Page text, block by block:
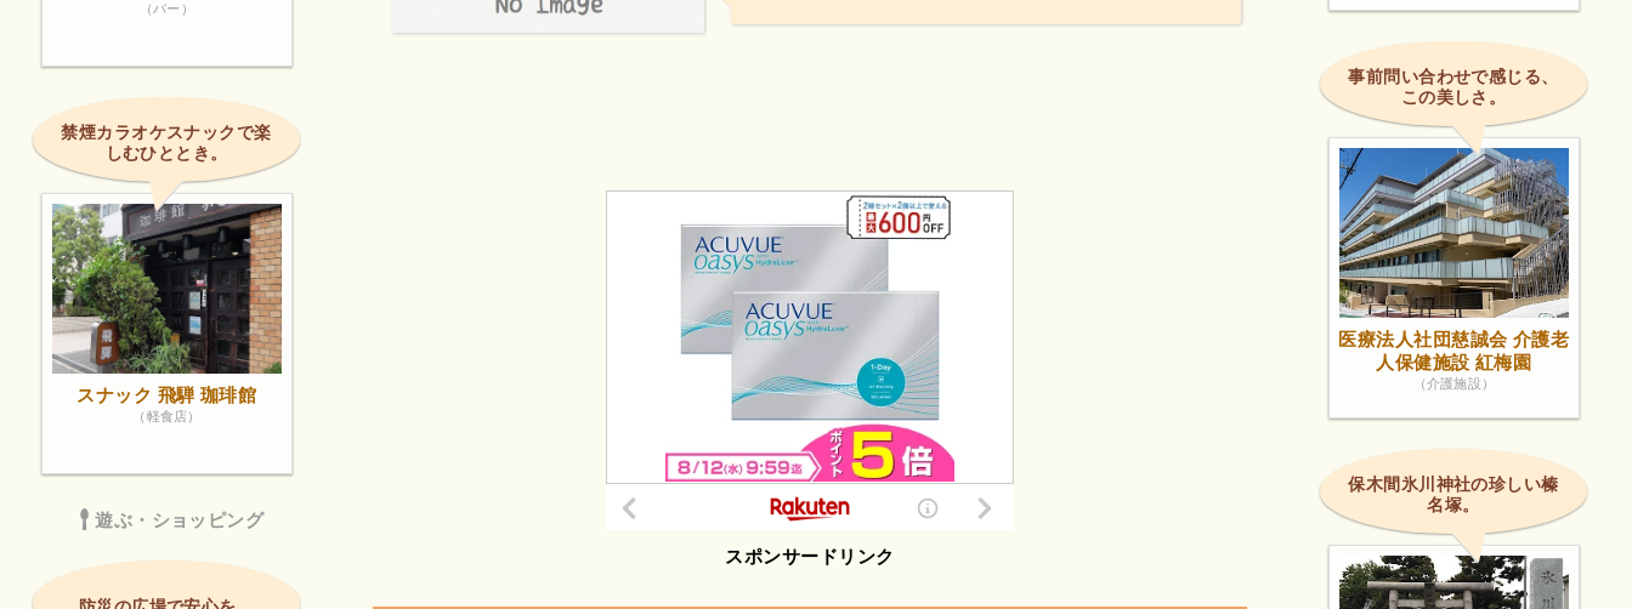
スポンサードリンク
（バー）
禁煙カラオケスナックで楽
しむひととき。
スナック 飛騨 珈琲館
（軽食店）
遊ぶ・ショッピング
事前問い合わせで感じる、
この美しさ。
医療法人社団慈誠会 介護老
人保健施設 紅梅園
（介護施設）
保木間氷川神社の珍しい榛
名塚。